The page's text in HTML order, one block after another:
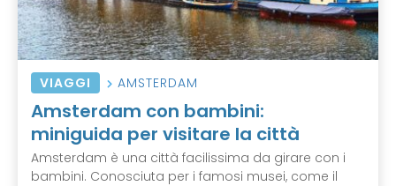
VIAGGI AMSTERDAM
Amsterdam con bambini:
miniguida per visitare la città
Amsterdam è una città facilissima da girare con i
bambini. Conosciuta per i famosi musei, come il